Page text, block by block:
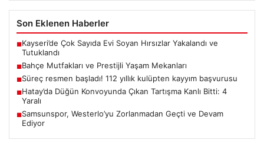
Son Eklenen Haberler
■Kayseri’de Çok Sayıda Evi Soyan Hırsızlar Yakalandı ve
Tutuklandı
■Bahçe Mutfakları ve Prestijli Yaşam Mekanları
■Süreç resmen başladı! 112 yıllık kulüpten kayyım başvurusu
■Hatay’da Düğün Konvoyunda Çıkan Tartışma Kanlı Bitti: 4
Yaralı
■Samsunspor, Westerlo’yu Zorlanmadan Geçti ve Devam
Ediyor